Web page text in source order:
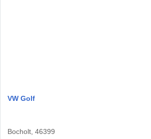
VW Golf
Bocholt, 46399